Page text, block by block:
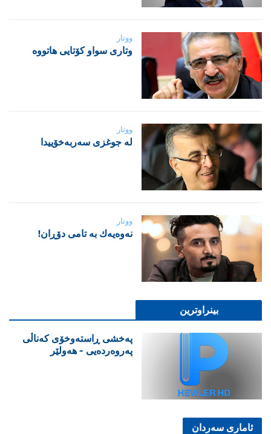
ووتار
‌وتاری سواو کۆتایی هاتووە
ووتار
لە جوغزی سەربەخۆییدا
ووتار
نه‌وه‌یه‌ك به‌ تامی دۆڕان!
بینراوترین
پەخشی ڕاستەوخۆی کەناڵی
پەروەردەیی - هەولێر
ئاماری سەردان